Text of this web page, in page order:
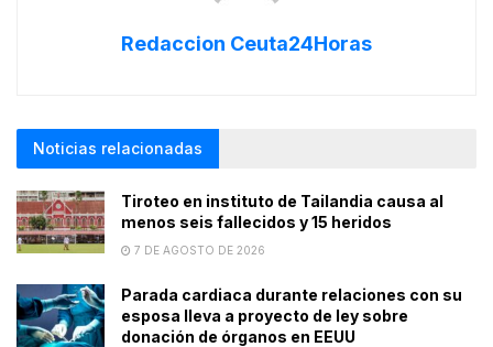
Redaccion Ceuta24Horas
Noticias relacionadas
Tiroteo en instituto de Tailandia causa al
menos seis fallecidos y 15 heridos
7 DE AGOSTO DE 2026
Parada cardiaca durante relaciones con su
esposa lleva a proyecto de ley sobre
donación de órganos en EEUU